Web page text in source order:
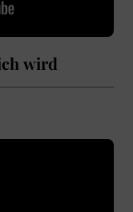
wird